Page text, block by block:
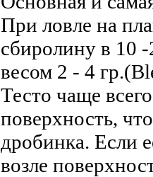
При ловле на
сбиролину в 10
весом 2 - 4
Тесто чаще
поверхность,
дробинка. Если
возле